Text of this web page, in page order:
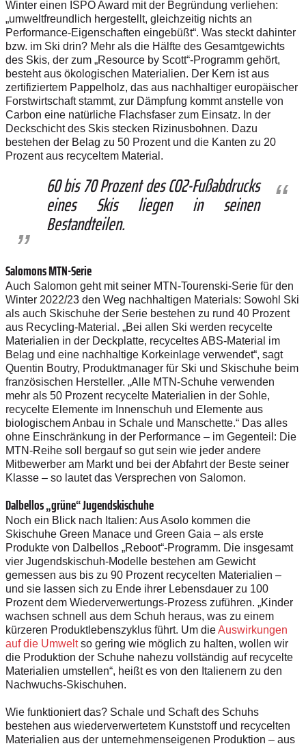
Winter einen ISPO Award mit der Begründung verliehen:
„umweltfreundlich hergestellt, gleichzeitig nichts an
Performance-Eigenschaften eingebüßt“. Was steckt dahinter
bzw. im Ski drin? Mehr als die Hälfte des Gesamtgewichts
des Skis, der zum „Resource by Scott“-Programm gehört,
besteht aus ökologischen Materialien. Der Kern ist aus
zertifiziertem Pappelholz, das aus nachhaltiger europäischer
Forstwirtschaft stammt, zur Dämpfung kommt anstelle von
Carbon eine natürliche Flachsfaser zum Einsatz. In der
Deckschicht des Skis stecken Rizinusbohnen. Dazu
bestehen der Belag zu 50 Prozent und die Kanten zu 20
Prozent aus recyceltem Material.
60 bis 70 Prozent des CO2-Fußabdrucks
eines Skis liegen in seinen
Bestandteilen.
Salomons MTN-Serie
Auch Salomon geht mit seiner MTN-Tourenski-Serie für den
Winter 2022/23 den Weg nachhaltigen Materials: Sowohl Ski
als auch Skischuhe der Serie bestehen zu rund 40 Prozent
aus Recycling-Material. „Bei allen Ski werden recycelte
Materialien in der Deckplatte, recyceltes ABS-Material im
Belag und eine nachhaltige Korkeinlage verwendet“, sagt
Quentin Boutry, Produktmanager für Ski und Skischuhe beim
französischen Hersteller. „Alle MTN-Schuhe verwenden
mehr als 50 Prozent recycelte ­Materialien in der Sohle,
recycelte Elemente im Innenschuh und Elemente aus
biologischem Anbau in Schale und Manschette.“ Das alles
ohne Einschränkung in der Performance – im Gegenteil: Die
MTN-Reihe soll bergauf so gut sein wie jeder andere
Mitbewerber am Markt und bei der Abfahrt der ­Beste seiner
Klasse – so lautet das Versprechen von Salomon.
Dalbellos „grüne“ Jugendskischuhe
Noch ein Blick nach Italien: Aus Asolo kommen die
Skischuhe Green Manace und Green Gaia – als erste
Produkte von Dalbellos „Reboot“-­Programm. Die insgesamt
vier Jugendskischuh-Modelle bestehen am Gewicht
gemessen aus bis zu 90 Prozent recycelten Materialien –
und sie lassen sich zu Ende ihrer Lebensdauer zu 100
Prozent dem Wiederverwertungs-Prozess zuführen. „Kinder
wachsen schnell aus dem Schuh heraus, was zu einem
kürzeren Produktlebenszyklus führt. Um dieAuswirkungen
auf die Umweltso gering wie möglich zu halten, wollen wir
die Produktion der Schuhe nahezu vollständig auf recycelte
Materialien umstellen“, heißt es von den Italienern zu den
Nachwuchs-Skischuhen.
Wie funktioniert das? Schale und Schaft des Schuhs
bestehen aus wiederverwertetem Kunststoff und recycelten
Materialien aus der unternehmenseigenen Produktion – aus